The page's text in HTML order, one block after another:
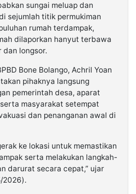
sungai meluap dan
sejumlah titik permukiman
rumah terdampak,
dilaporkan hanyut terbawa
longsor.
Bone Bolango, Achril Yoan
pihaknya langsung
pemerintah desa, aparat
masyarakat setempat
dan penanganan awal di
ke lokasi untuk memastikan
serta melakukan langkah-
darurat secara cepat,” ujar
2026).